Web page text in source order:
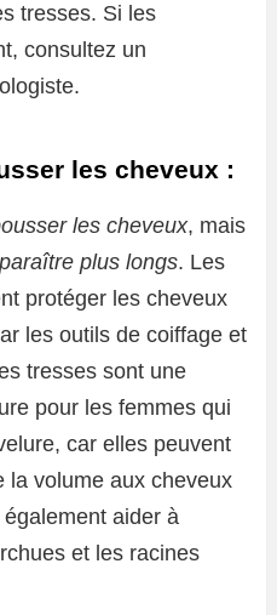
tresses. Si les
consultez un
les cheveux :
les cheveux, mais
plus longs. Les
protéger les cheveux
les outils de coiffage et
tresses sont une
pour les femmes qui
car elles peuvent
la volume aux cheveux
aider à
et les racines